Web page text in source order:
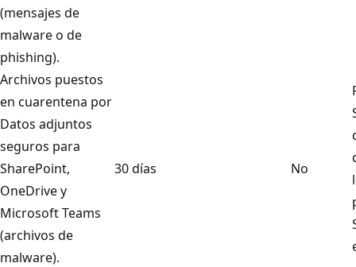
(mensajes de
malware o de
phishing).
Archivos puestos
en cuarentena por
Datos adjuntos
seguros para
SharePoint,
OneDrive y
Microsoft Teams
(archivos de
malware).
30 días No